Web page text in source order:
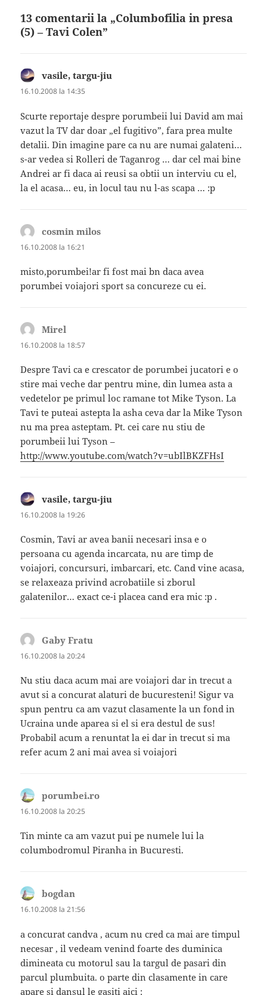
13 comentarii la „Columbofilia in presa
(5) – Tavi Colen”
vasile, targu-jiu
16.10.2008 la 14:35
Scurte reportaje despre porumbeii lui David am mai
vazut la TV dar doar „el fugitivo”, fara prea multe
detalii. Din imagine pare ca nu are numai galateni…
s-ar vedea si Rolleri de Taganrog … dar cel mai bine
Andrei ar fi daca ai reusi sa obtii un interviu cu el,
la el acasa… eu, in locul tau nu l-as scapa … :p
cosmin milos
16.10.2008 la 16:21
misto,porumbei!ar fi fost mai bn daca avea
porumbei voiajori sport sa concureze cu ei.
Mirel
16.10.2008 la 18:57
Despre Tavi ca e crescator de porumbei jucatori e o
stire mai veche dar pentru mine, din lumea asta a
vedetelor pe primul loc ramane tot Mike Tyson. La
Tavi te puteai astepta la asha ceva dar la Mike Tyson
nu ma prea asteptam. Pt. cei care nu stiu de
porumbeii lui Tyson –
http://www.youtube.com/watch?v=ubIlBKZFHsI
vasile, targu-jiu
16.10.2008 la 19:26
Cosmin, Tavi ar avea banii necesari insa e o
persoana cu agenda incarcata, nu are timp de
voiajori, concursuri, imbarcari, etc. Cand vine acasa,
se relaxeaza privind acrobatiile si zborul
galatenilor… exact ce-i placea cand era mic :p .
Gaby Fratu
16.10.2008 la 20:24
Nu stiu daca acum mai are voiajori dar in trecut a
avut si a concurat alaturi de bucuresteni! Sigur va
spun pentru ca am vazut clasamente la un fond in
Ucraina unde aparea si el si era destul de sus!
Probabil acum a renuntat la ei dar in trecut si ma
refer acum 2 ani mai avea si voiajori
porumbei.ro
16.10.2008 la 20:25
Tin minte ca am vazut pui pe numele lui la
columbodromul Piranha in Bucuresti.
bogdan
16.10.2008 la 21:56
a concurat candva , acum nu cred ca mai are timpul
necesar , il vedeam venind foarte des duminica
dimineata cu motorul sau la targul de pasari din
parcul plumbuita. o parte din clasamente in care
apare si dansul le gasiti aici :